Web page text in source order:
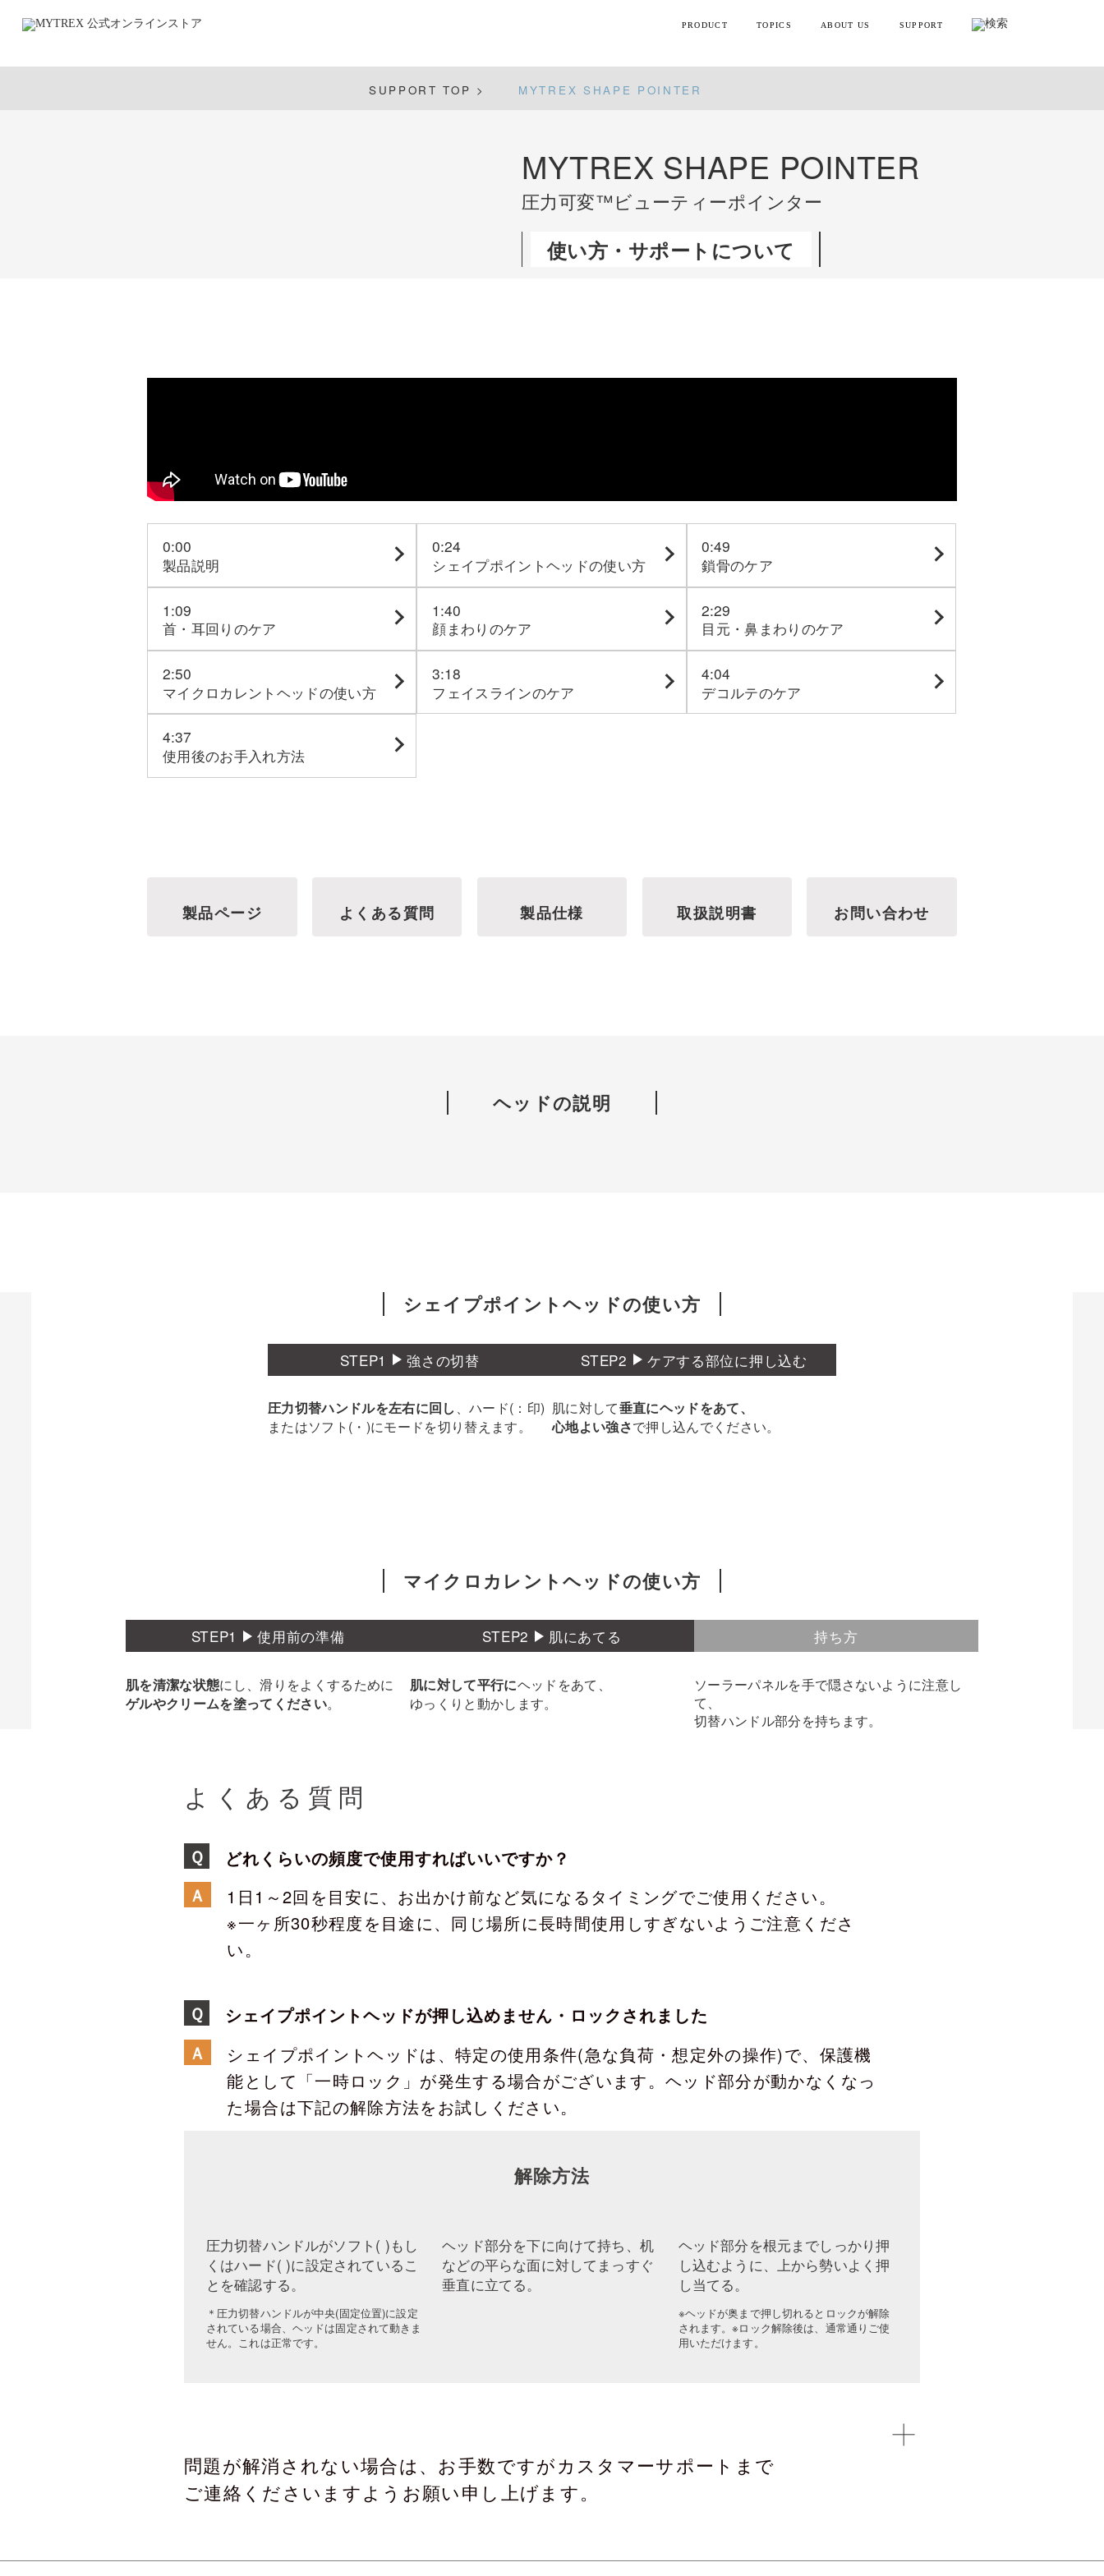
PRODUCT
美容
ギフト・ラッピング
TOPICS ABOUT US SUPPORT
製品のレビュー方法
SUPPORT TOP > MYTREX SHAPE POINTER
MYTREX SHAPE POINTER
圧力可変™ビューティーポインター
使い方・サポートについて
0:00
製品説明
0:24
シェイプポイントヘッドの使い方
0:49
鎖骨のケア
1:09
首・耳回りのケア
1:40
顔まわりのケア
2:29
目元・鼻まわりのケア
2:50
マイクロカレントヘッドの使い方
3:18
フェイスラインのケア
4:04
デコルテのケア
4:37
使用後のお手入れ方法
製品ページ よくある質問 製品仕様 取扱説明書 お問い合わせ
ヘッドの説明
シェイプポイントヘッドの使い方
STEP1 強さの切替
圧力切替ハンドルを左右に回し 、ハード(：印)
またはソフト(・)にモードを切り替えます。
STEP2 ケアする部位に押し込む
肌に対して垂直にヘッドをあて、
心地よい強さで押し込んでください。
マイクロカレントヘッドの使い方
STEP1 使用前の準備
肌を清潔な状態にし、滑りをよくするために
ゲルやクリームを塗ってください。
STEP2 肌にあてる
肌に対して平行にヘッドをあて、
ゆっくりと動かします。
持ち方
ソーラーパネルを手で隠さないように注意し
て、
切替ハンドル部分を持ちます。
よくある質問
Ｑ
どれくらいの頻度で使用すればいいですか？
Ａ
1日1～2回を目安に、お出かけ前など気になるタイミングでご使用ください。
※一ヶ所30秒程度を目途に、同じ場所に長時間使用しすぎないようご注意くださ
い。
Ｑ
シェイプポイントヘッドが押し込めません・ロックされました
Ａ
シェイプポイントヘッドは、特定の使用条件(急な負荷・想定外の操作)で、保護機
能として「一時ロック」が発生する場合がございます。ヘッド部分が動かなくなっ
た場合は下記の解除方法をお試しください。
解除方法
圧力切替ハンドルがソフト( )もし
くはハード( )に設定されているこ
とを確認する。
＊圧力切替ハンドルが中央(固定位置)に設定
されている場合、ヘッドは固定されて動きま
せん。これは正常です。
ヘッド部分を下に向けて持ち、机
などの平らな面に対してまっすぐ
垂直に立てる。
ヘッド部分を根元までしっかり押
し込むように、上から勢いよく押
し当てる。
※ヘッドが奥まで押し切れるとロックが解除
されます。※ロック解除後は、通常通りご使
用いただけます。
問題が解消されない場合は、お手数ですがカスタマーサポートまで
ご連絡くださいますようお願い申し上げます。